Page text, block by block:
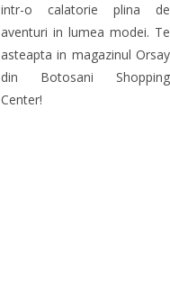
intr-o calatorie plina de
aventuri in lumea modei. Te
asteapta in magazinul Orsay
din Botosani Shopping
Center!